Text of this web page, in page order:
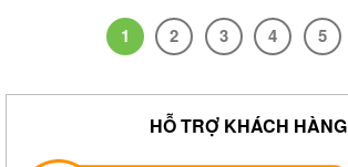
1 2 3 4 5
HỖ TRỢ KHÁCH HÀNG